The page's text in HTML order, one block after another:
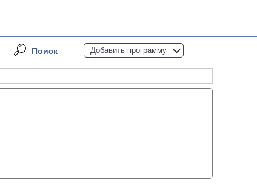
Поиск Добавить программу